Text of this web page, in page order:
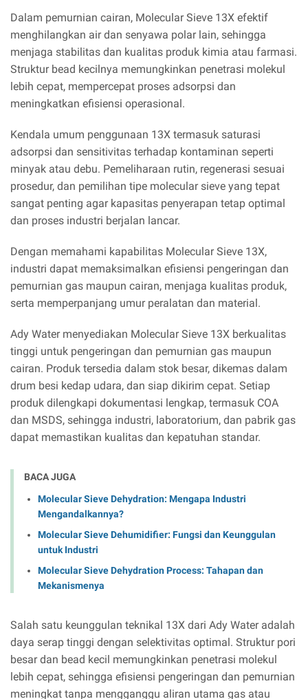
Dalam pemurnian cairan, Molecular Sieve 13X efektif
menghilangkan air dan senyawa polar lain, sehingga
menjaga stabilitas dan kualitas produk kimia atau farmasi.
Struktur bead kecilnya memungkinkan penetrasi molekul
lebih cepat, mempercepat proses adsorpsi dan
meningkatkan efisiensi operasional.
Kendala umum penggunaan 13X termasuk saturasi
adsorpsi dan sensitivitas terhadap kontaminan seperti
minyak atau debu. Pemeliharaan rutin, regenerasi sesuai
prosedur, dan pemilihan tipe molecular sieve yang tepat
sangat penting agar kapasitas penyerapan tetap optimal
dan proses industri berjalan lancar.
Dengan memahami kapabilitas Molecular Sieve 13X,
industri dapat memaksimalkan efisiensi pengeringan dan
pemurnian gas maupun cairan, menjaga kualitas produk,
serta memperpanjang umur peralatan dan material.
Ady Water menyediakan Molecular Sieve 13X berkualitas
tinggi untuk pengeringan dan pemurnian gas maupun
cairan. Produk tersedia dalam stok besar, dikemas dalam
drum besi kedap udara, dan siap dikirim cepat. Setiap
produk dilengkapi dokumentasi lengkap, termasuk COA
dan MSDS, sehingga industri, laboratorium, dan pabrik gas
dapat memastikan kualitas dan kepatuhan standar.
BACA JUGA
Molecular Sieve Dehydration: Mengapa Industri
Mengandalkannya?
Molecular Sieve Dehumidifier: Fungsi dan Keunggulan
untuk Industri
Molecular Sieve Dehydration Process: Tahapan dan
Mekanismenya
Salah satu keunggulan teknikal 13X dari Ady Water adalah
daya serap tinggi dengan selektivitas optimal. Struktur pori
besar dan bead kecil memungkinkan penetrasi molekul
lebih cepat, sehingga efisiensi pengeringan dan pemurnian
meningkat tanpa mengganggu aliran utama gas atau